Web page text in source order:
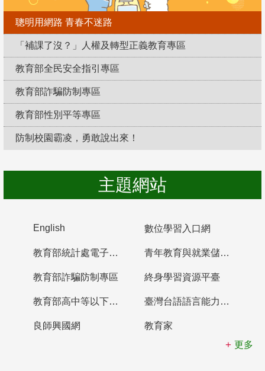
聰明用網路 青春不迷路
「補課了沒？」人權及轉型正義教育專區
教育部全民安全指引專區
教育部詐騙防制專區
教育部性別平等專區
防制校園霸凌，勇敢說出來！
主題網站
English 數位學習入口網
教育部統計處電子書櫃 青年教育與就業儲蓄帳戶
教育部詐騙防制專區 終身學習資源平臺
教育部高中等以下學校及幼兒園教師資格檢定考試 臺灣台語語言能力認證網站
良師興國網
教育家
更多